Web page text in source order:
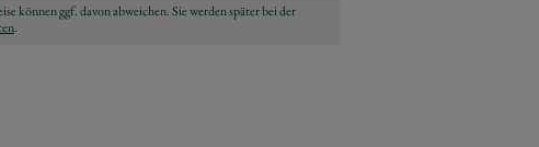
können ggf. davon abweichen. Sie werden später bei der
.